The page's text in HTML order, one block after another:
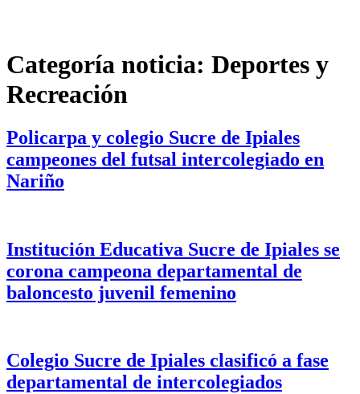
Categoría noticia: Deportes y
Recreación
Policarpa y colegio Sucre de Ipiales
campeones del futsal intercolegiado en
Nariño
Institución Educativa Sucre de Ipiales se
corona campeona departamental de
baloncesto juvenil femenino
Colegio Sucre de Ipiales clasificó a fase
departamental de intercolegiados